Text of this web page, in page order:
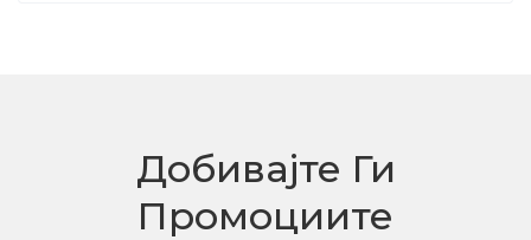
Добивајте Ги
Промоциите